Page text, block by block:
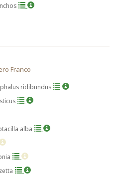
Franco
ridibundus
alba